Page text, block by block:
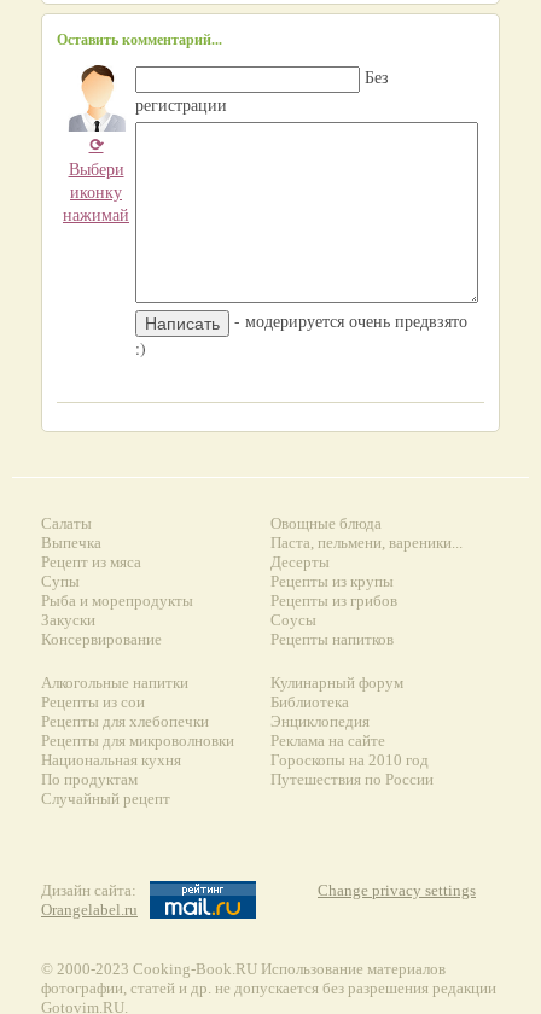
Оставить комментарий...
⟳
Выбери
иконку
нажимай
Без
регистрации
- модерируется очень предвзято
:)
Салаты
Выпечка
Рецепт из мяса
Супы
Рыба и морепродукты
Закуски
Консервирование
Овощные блюда
Паста, пельмени, вареники...
Десерты
Рецепты из крупы
Рецепты из грибов
Соусы
Рецепты напитков
Алкогольные напитки
Рецепты из сои
Рецепты для хлебопечки
Рецепты для микроволновки
Национальная кухня
По продуктам
Случайный рецепт
Кулинарный форум
Библиотека
Энциклопедия
Реклама на сайте
Гороскопы на 2010 год
Путешествия по России
Дизайн сайта:
Orangelabel.ru
Change privacy settings
© 2000-2023 Сooking-Book.RU Использование материалов
фотографии, статей и др. не допускается без разрешения редакции
Gotovim.RU.